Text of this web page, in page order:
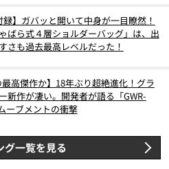
録】ガバッと開いて中身が一目瞭然！
ばら式４層ショルダーバッグ」は、出
さも過去最高レベルだった！
最高傑作か】18年ぶり超絶進化！グラ
新作が凄い。開発者が語る「GWR-
ーブメントの衝撃
グ一覧を見る